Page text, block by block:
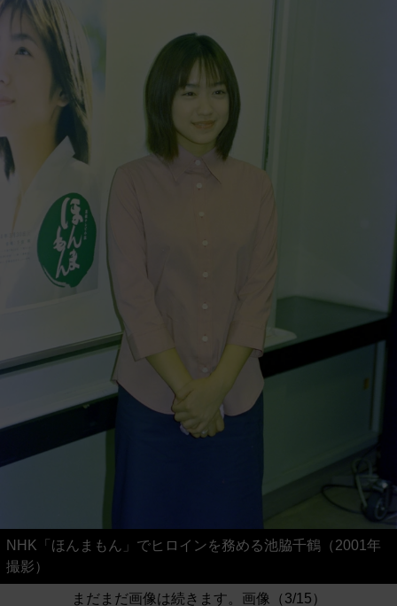
NHK「ほんまもん」でヒロインを務める池脇千鶴（2001年
撮影）
まだまだ画像は続きます。画像（3/15）